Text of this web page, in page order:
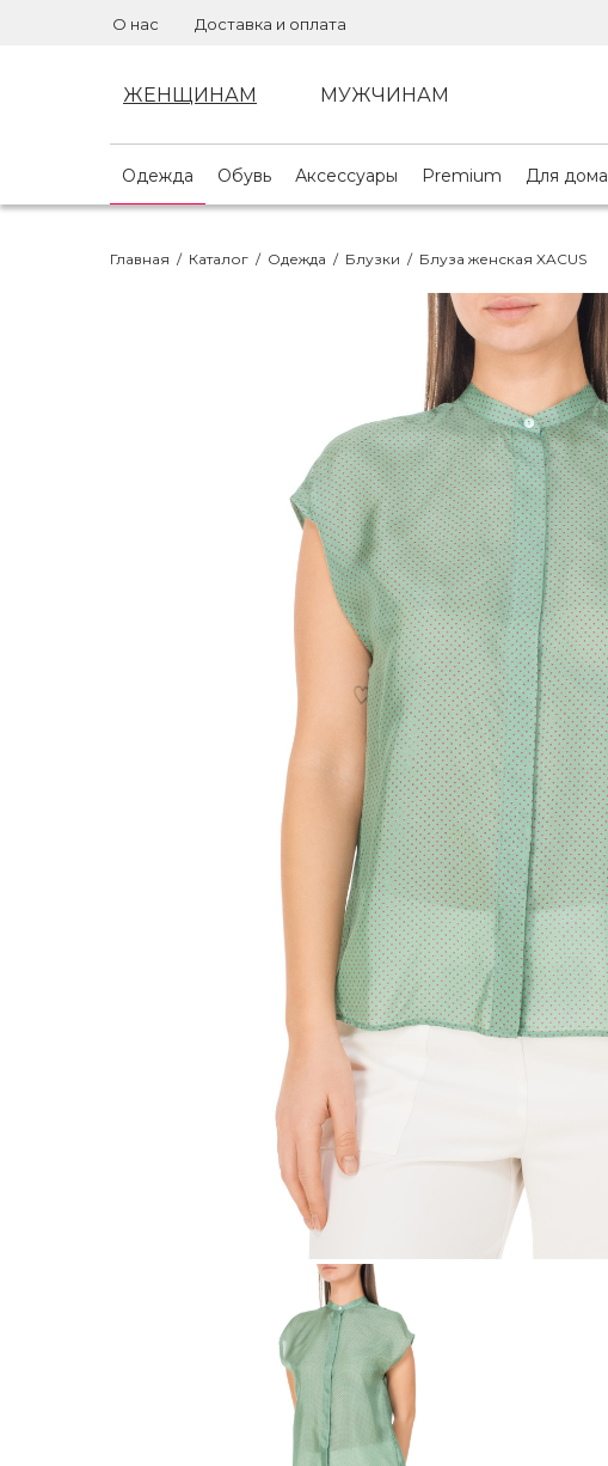
О нас Доставка и оплата
ЖЕНЩИНАМ МУЖЧИНАМ
Одежда Обувь Аксессуары Premium Для дома
Главная / Каталог / Одежда / Блузки / Блуза женская XACUS